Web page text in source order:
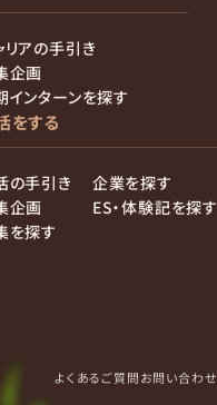
リアの手引き
企画
インターンを探す
をする
の手引き
企画
を探す
企業を探す
ES・体験記を探す
よくあるご質問お問い合わせ